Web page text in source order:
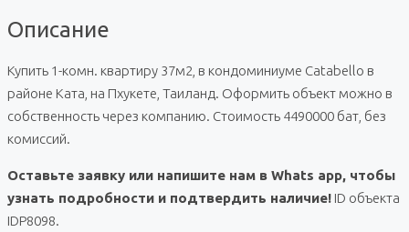
Описание
Купить 1-комн. квартиру 37м2, в кондоминиуме Catabello в
районе Ката, на Пхукете, Таиланд. Оформить объект можно в
собственность через компанию. Стоимость 4490000 бат, без
комиссий.
Оставьте заявку или напишите нам в Whats app, чтобы
узнать подробности и подтвердить наличие! ID объекта
IDP8098.